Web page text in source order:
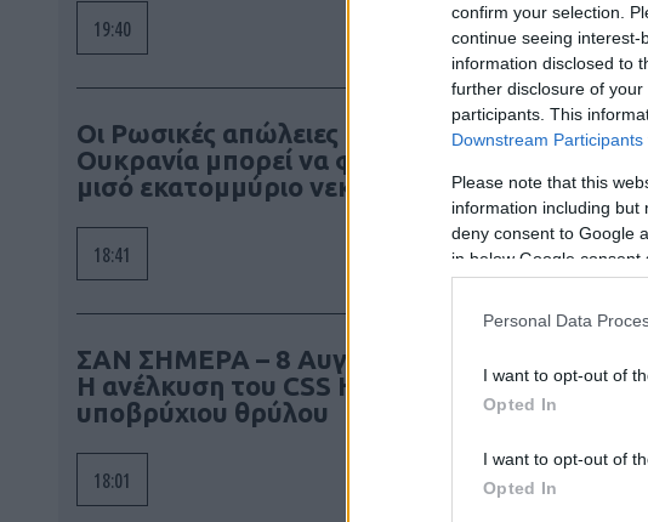
confirm your selection.
continue seeing
information disclosed to
further disclosure of your
participants. This
Downstream Participants
Please note that this
information including but
deny consent to Google
in below Google consent
Personal Data
I want to opt-out of
Opted In
I want to opt-out of
Opted In
19:40
Οι Ρωσικές απώλειες στην
Ουκρανία μπορεί να φθάνουν το
μισό εκατομμύριο νεκρούς
18:41
ΣΑΝ ΣΗΜΕΡΑ – 8 Αυγούστου 2000:
Η ανέλκυση του CSS Hunley, ενός
υποβρύχιου θρύλου
18:01